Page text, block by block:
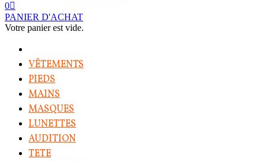
0
PANIER D'ACHAT
Votre panier est vide.
VÊTEMENTS
PIEDS
MAINS
MASQUES
LUNETTES
AUDITION
TETE